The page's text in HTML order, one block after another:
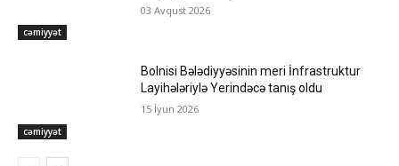
cəmiyyət
03 Avqust 2026
cəmiyyət
Bolnisi Bələdiyyəsinin meri İnfrastruktur
Layihələriylə Yerindəcə tanış oldu
15 İyun 2026